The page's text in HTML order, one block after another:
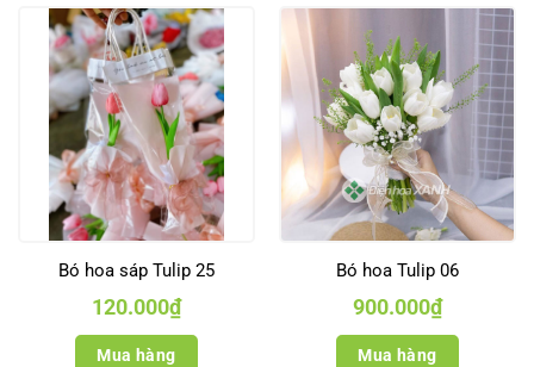
Bó hoa sáp Tulip 25
120.000₫
Mua hàng
Bó hoa Tulip 06
900.000₫
Mua hàng